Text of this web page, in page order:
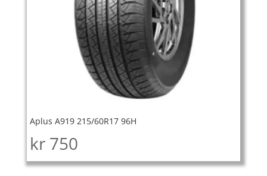
Aplus A919 215/60R17 96H
kr 750